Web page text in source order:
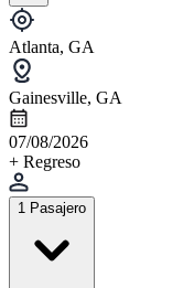
Atlanta, GA
Gainesville, GA
07/08/2026
+ Regreso
1 Pasajero